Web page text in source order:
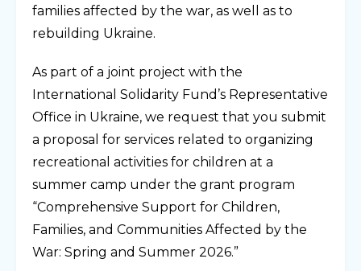
families affected by the war, as well as to
rebuilding Ukraine.
As part of a joint project with the
International Solidarity Fund’s Representative
Office in Ukraine, we request that you submit
a proposal for services related to organizing
recreational activities for children at a
summer camp under the grant program
“Comprehensive Support for Children,
Families, and Communities Affected by the
War: Spring and Summer 2026.”